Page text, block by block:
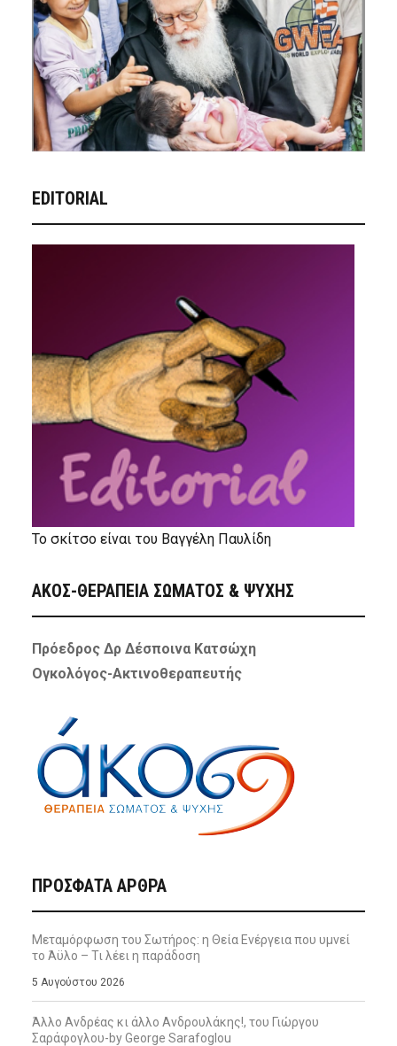
EDITORIAL
Το σκίτσο είναι του Βαγγέλη Παυλίδη
ΑΚΟΣ-ΘΕΡΑΠΕΙΑ ΣΩΜΑΤΟΣ & ΨΥΧΗΣ
Πρόεδρος Δρ Δέσποινα Κατσώχη
Ογκολόγος-Ακτινοθεραπευτής
ΠΡΌΣΦΑΤΑ ΆΡΘΡΑ
Μεταμόρφωση του Σωτήρος: η Θεία Ενέργεια που υμνεί
το Άϋλο – Τι λέει η παράδοση
5 Αυγούστου 2026
Άλλο Ανδρέας κι άλλο Ανδρουλάκης!, του Γιώργου
Σαράφογλου-by George Sarafoglou